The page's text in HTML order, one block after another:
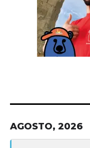
AGOSTO, 2026